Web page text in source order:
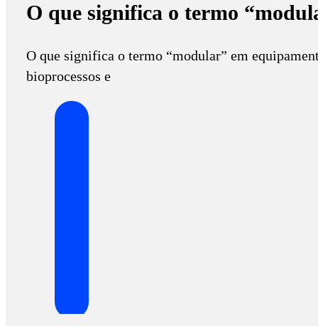
O que significa o termo
O que significa o termo “modular” em
bioprocessos e